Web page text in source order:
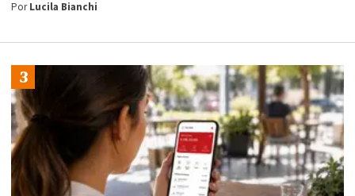
PorLucila Bianchi